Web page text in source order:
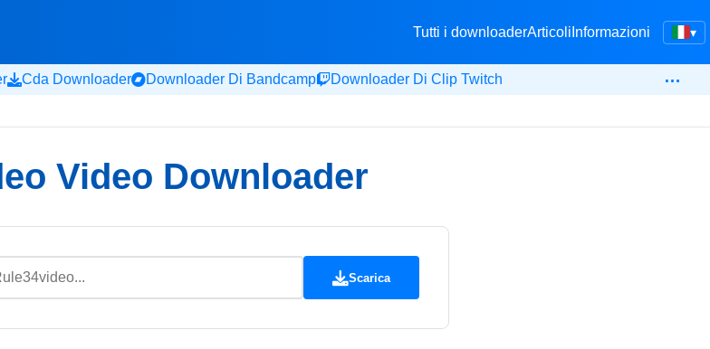
▾
Tutti i downloaderArticoli Informazioni
Cda Downloader Downloader Di Bandcamp Downloader Di Clip Twitch …
Video Downloader
Scarica